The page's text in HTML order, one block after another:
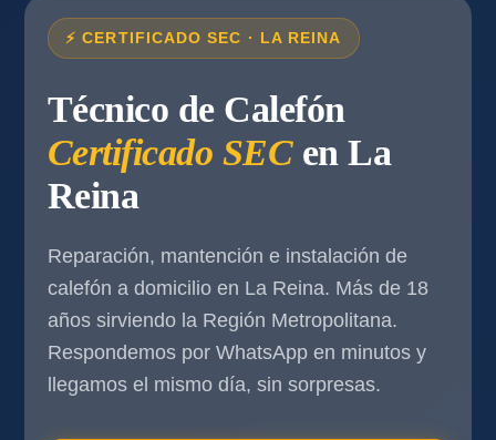
⚡ CERTIFICADO SEC · LA REINA
Técnico de Calefón
Certificado SECen La
Reina
Reparación, mantención e instalación de
calefón a domicilio en La Reina. Más de 18
años sirviendo la Región Metropolitana.
Respondemos por WhatsApp en minutos y
llegamos el mismo día, sin sorpresas.